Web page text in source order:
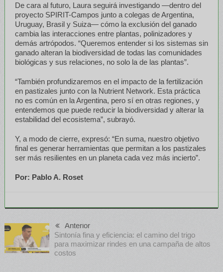
De cara al futuro, Laura seguirá investigando —dentro del
proyecto SPIRIT-Campos junto a colegas de Argentina,
Uruguay, Brasil y Suiza— cómo la exclusión del ganado
cambia las interacciones entre plantas, polinizadores y
demás artrópodos. “Queremos entender si los sistemas sin
ganado alteran la biodiversidad de todas las comunidades
biológicas y sus relaciones, no solo la de las plantas”.
“También profundizaremos en el impacto de la fertilización
en pastizales junto con la Nutrient Network. Esta práctica
no es común en la Argentina, pero sí en otras regiones, y
entendemos que puede reducir la biodiversidad y alterar la
estabilidad del ecosistema”, subrayó.
Y, a modo de cierre, expresó: “En suma, nuestro objetivo
final es generar herramientas que permitan a los pastizales
ser más resilientes en un planeta cada vez más incierto”.
Por: Pablo A. Roset
Anterior
Sintonía fina y eficiencia: el camino del trigo
para maximizar rindes en una campaña de altos
costos